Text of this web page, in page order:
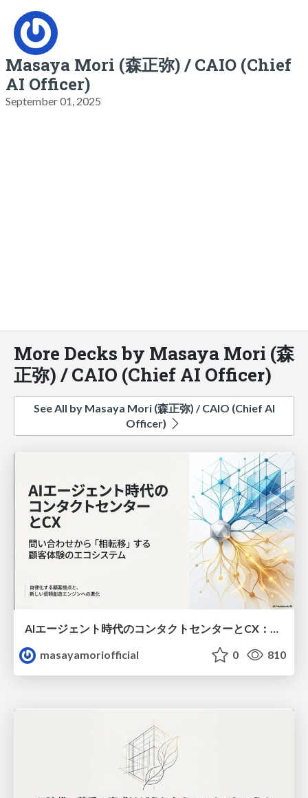
Masaya Mori (森正弥) / CAIO (Chief
AI Officer)
September 01, 2025
More Decks by Masaya Mori (森
正弥) / CAIO (Chief AI Officer)
See All by Masaya Mori (森正弥) / CAIO (Chief AI
Officer)
AIエージェント時代のコンタクトセンターとCX：自律化する顧客接点と未来
masayamoriofficial
0 810